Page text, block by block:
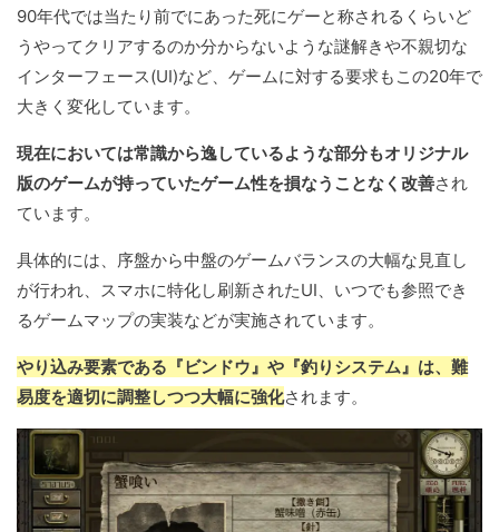
90年代では当たり前でにあった死にゲーと称されるくらいど
うやってクリアするのか分からないような謎解きや不親切な
インターフェース(UI)など、ゲームに対する要求もこの20年で
大きく変化しています。
現在においては常識から逸しているような部分もオリジナル
版のゲームが持っていたゲーム性を損なうことなく改善され
ています。
具体的には、序盤から中盤のゲームバランスの大幅な見直し
が行われ、スマホに特化し刷新されたUI、いつでも参照でき
るゲームマップの実装などが実施されています。
やり込み要素である『ビンドウ』や『釣りシステム』は、難
易度を適切に調整しつつ大幅に強化されます。